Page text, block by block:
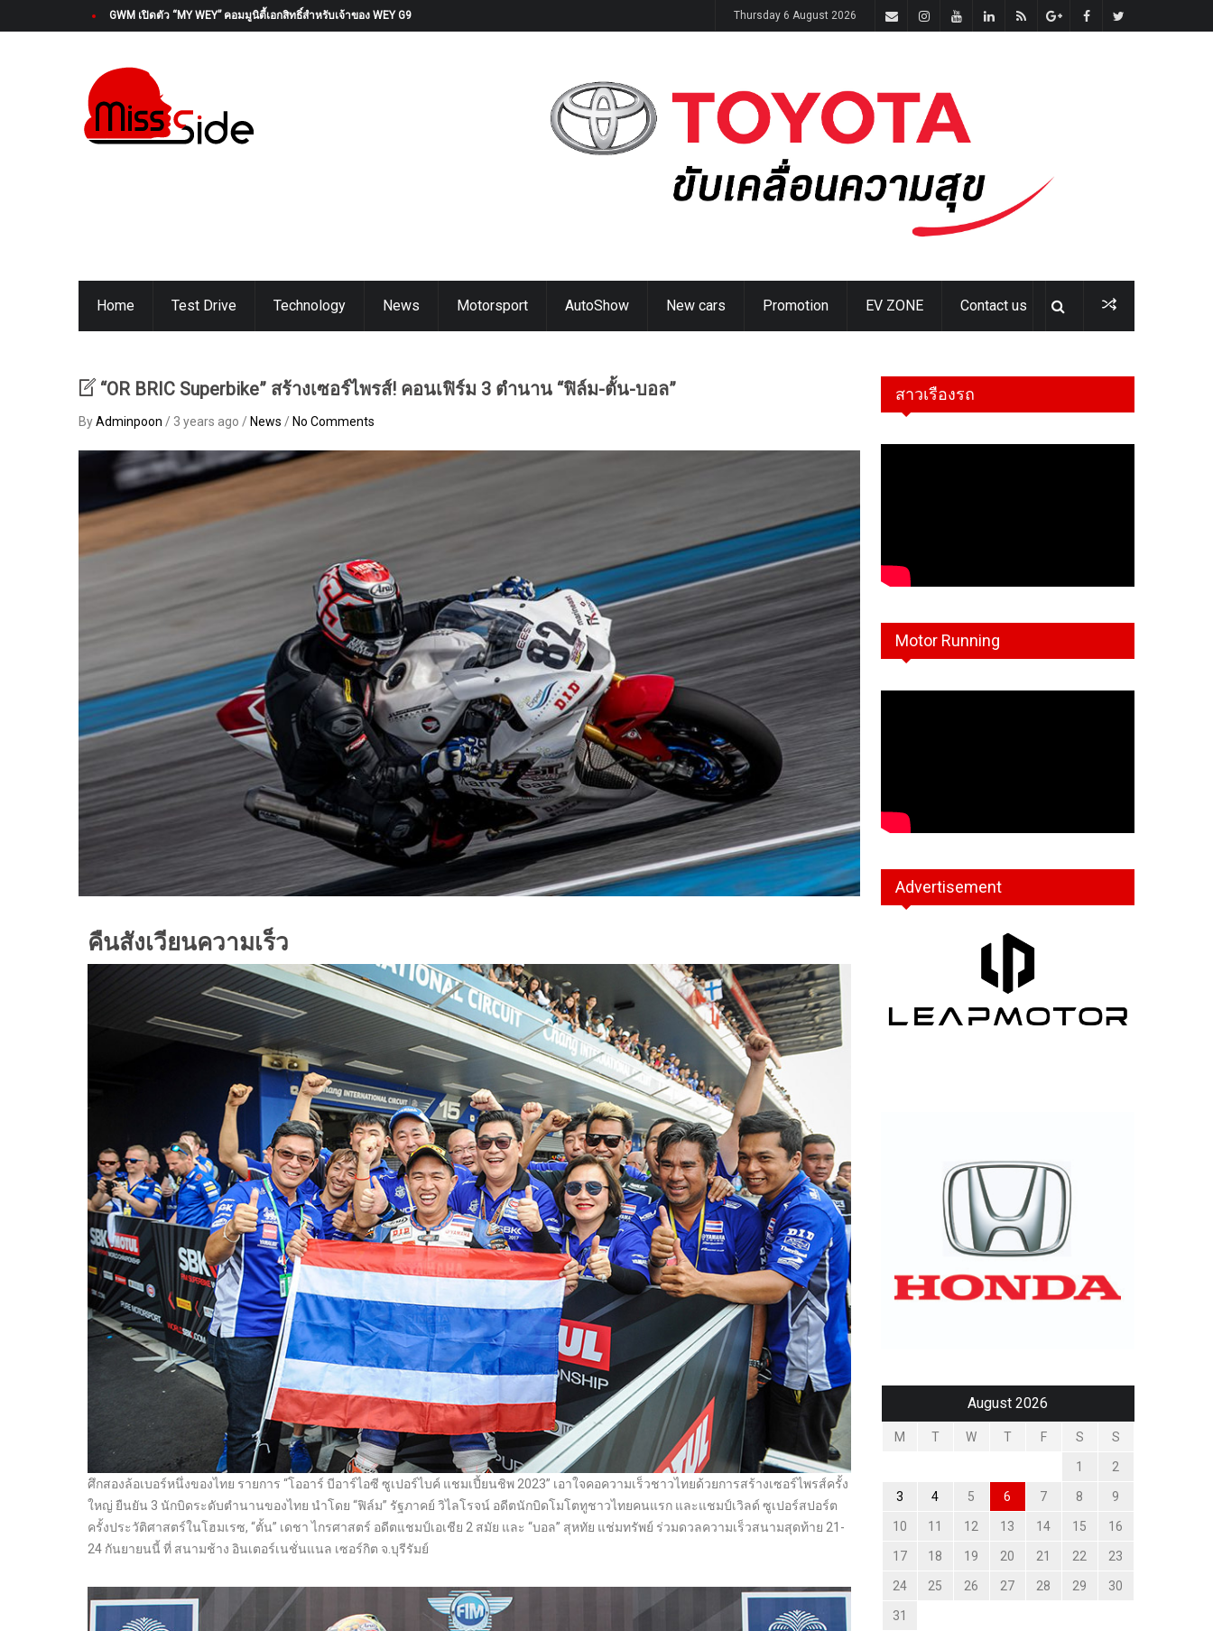
OMODA & JAECOO (ประเทศไทย) เปิดตัวโครงการ “OMODA & JAECOO Future Talent Academy” Thursday 6 August 2026
Home Test Drive Technology News Motorsport AutoShow New cars Promotion EV ZONE Contact us
“OR BRIC Superbike” สร้างเซอร์ไพรส์! คอนเฟิร์ม 3 ตำนาน “ฟิล์ม-ตั้น-บอล”
ByAdminpoon / 3 years ago / News / No Comments
คืนสังเวียนความเร็ว
ศึกสองล้อเบอร์หนึ่งของไทย รายการ “โออาร์ บีอาร์ไอซี ซูเปอร์ไบค์ แชมเปี้ยนชิพ 2023” เอาใจคอความเร็วชาวไทยด้วยการสร้างเซอร์ไพรส์ครั้ง
ใหญ่ ยืนยัน 3 นักบิดระดับตำนานของไทย นำโดย “ฟิล์ม” รัฐภาคย์ วิไลโรจน์ อดีตนักบิดโมโตทูชาวไทยคนแรก และแชมป์เวิลด์ ซูเปอร์สปอร์ต
ครั้งประวัติศาสตร์ในโฮมเรซ, “ตั้น” เดชา ไกรศาสตร์ อดีตแชมป์เอเชีย 2 สมัย และ “บอล” สุหทัย แช่มทรัพย์ ร่วมดวลความเร็วสนามสุดท้าย 21-
24 กันยายนนี้ ที่ สนามช้าง อินเตอร์เนชั่นแนล เซอร์กิต จ.บุรีรัมย์
สาวเรืองรถ
Motor Running
Advertisement
August 2026
M T W T F S S
1 2
3 4 5 6 7 8 9
10 11 12 13 14 15 16
17 18 19 20 21 22 23
24 25 26 27 28 29 30
31